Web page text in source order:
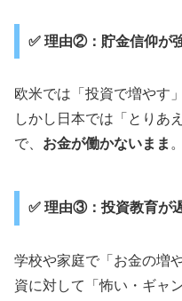
✅ 理由②：貯金信仰が
欧米では「投資で増やす
しかし日本では「とりあ
で、 お金が働かないまま 。
✅ 理由③：投資教育が
学校や家庭で「お金の増
資に対して「怖い・ギャ